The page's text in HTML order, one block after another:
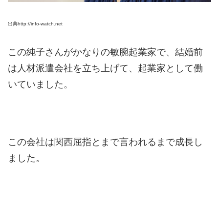
出典http://info-watch.net
この純子さんがかなりの敏腕起業家で、結婚前
は人材派遣会社を立ち上げて、起業家として働
いていました。
この会社は関西屈指とまで言われるまで成長し
ました。